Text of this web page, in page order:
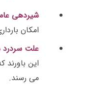
شیردهی
امکان
علت سردرد
می رسند.